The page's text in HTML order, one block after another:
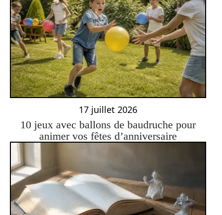
17 juillet 2026
10 jeux avec ballons de baudruche pour
animer vos fêtes d’anniversaire